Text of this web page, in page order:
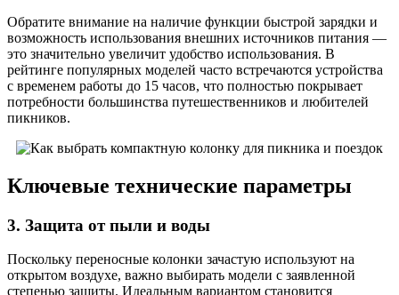
Обратите внимание на наличие функции быстрой зарядки и
возможность использования внешних источников питания —
это значительно увеличит удобство использования. В
рейтинге популярных моделей часто встречаются устройства
с временем работы до 15 часов, что полностью покрывает
потребности большинства путешественников и любителей
пикников.
Ключевые технические параметры
3. Защита от пыли и воды
Поскольку переносные колонки зачастую используют на
открытом воздухе, важно выбирать модели с заявленной
степенью защиты. Идеальным вариантом становится